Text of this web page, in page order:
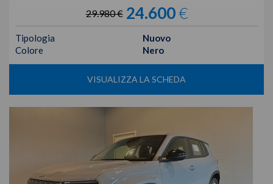
29.980 € 24.600€
Tipologia
Nuovo
Colore
Nero
VISUALIZZA LA SCHEDA